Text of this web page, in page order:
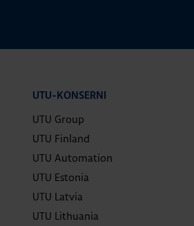
UTU-KONSERNI
UTU Group
UTU Finland
UTU Automation
UTU Estonia
UTU Latvia
UTU Lithuania